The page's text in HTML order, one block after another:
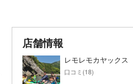
店舗情報
レモレモカヤックス
口コミ(18)